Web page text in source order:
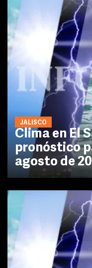
JALISCO
Clima en El
pronóstico
agosto de